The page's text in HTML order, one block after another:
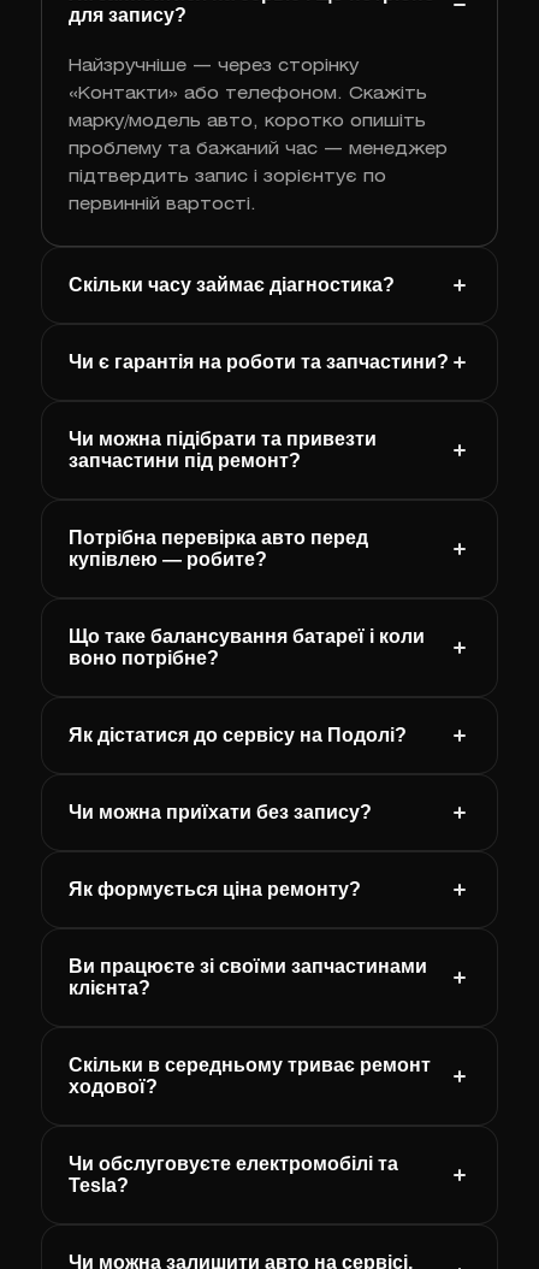
для запису?
Найзручніше — через сторінку
«Контакти» або телефоном. Скажіть
марку/модель авто, коротко опишіть
проблему та бажаний час — менеджер
підтвердить запис і зорієнтує по
первинній вартості.
Скільки часу займає діагностика?
Чи є гарантія на роботи та запчастини?
Чи можна підібрати та привезти
запчастини під ремонт?
Потрібна перевірка авто перед
купівлею — робите?
Що таке балансування батареї і коли
воно потрібне?
Як дістатися до сервісу на Подолі?
Чи можна приїхати без запису?
Як формується ціна ремонту?
Ви працюєте зі своїми запчастинами
клієнта?
Скільки в середньому триває ремонт
ходової?
Чи обслуговуєте електромобілі та
Tesla?
Чи можна залишити авто на сервісі,